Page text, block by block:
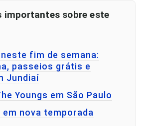
importantes sobre este
fim de semana:
passeios grátis e
Jundiaí
Youngs em São Paulo
nova temporada